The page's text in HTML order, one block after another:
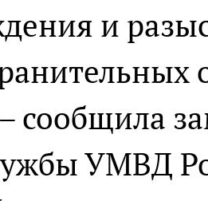
и
сообщила
УМВД